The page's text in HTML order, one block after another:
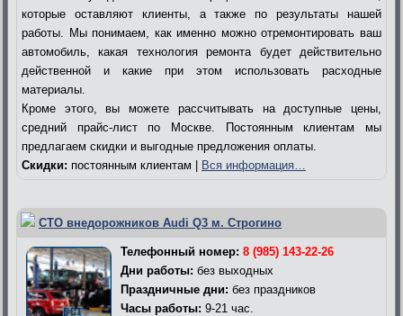
которые оставляют клиенты, а также по результаты нашей
работы. Мы понимаем, как именно можно отремонтировать ваш
автомобиль, какая технология ремонта будет действительно
действенной и какие при этом использовать расходные
материалы.
Кроме этого, вы можете рассчитывать на доступные цены,
средний прайс-лист по Москве. Постоянным клиентам мы
предлагаем скидки и выгодные предложения оплаты.
Скидки: постоянным клиентам | Вся информация…
СТО внедорожников Audi Q3 м. Строгино
Телефонный номер: 8 (985) 143-22-26
Дни работы: без выходных
Праздничные дни: без праздников
Часы работы: 9-21 час.